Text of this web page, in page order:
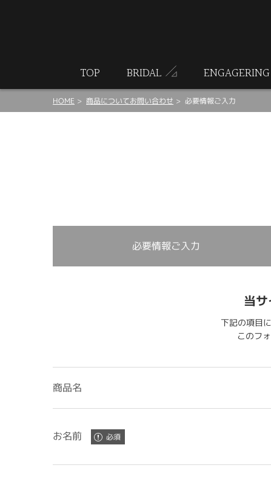
TOP BRIDAL ENGAGERING
HOME 商品についてお問い合わせ 必要情報ご入力
必要情報ご入力
当
下記の項目
このフ
商品名
お名前